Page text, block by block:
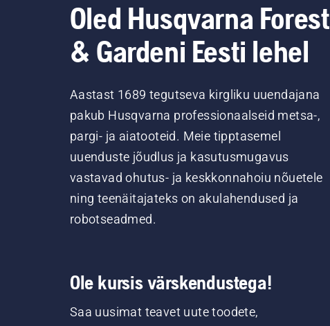
Oled Husqvarna Forest
& Gardeni Eesti lehel
Aastast 1689 tegutseva kirgliku uuendajana
pakub Husqvarna professionaalseid metsa-,
pargi- ja aiatooteid. Meie tipptasemel
uuenduste jõudlus ja kasutusmugavus
vastavad ohutus- ja keskkonnahoiu nõuetele
ning teenäitajateks on akulahendused ja
robotseadmed.
Ole kursis värskendustega!
Saa uusimat teavet uute toodete,